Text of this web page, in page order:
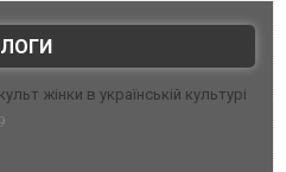
жінки в українській культурі